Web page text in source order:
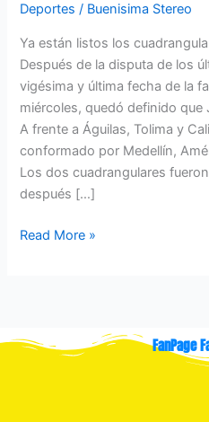
Deportes / Buenisima Stereo
Ya están listos los
Después de la disputa de los
vigésima y última fecha de la
miércoles, quedó definido que
A frente a Águilas, Tolima y
conformado por Medellín,
Los dos cuadrangulares
después […]
Read More »
FanPage